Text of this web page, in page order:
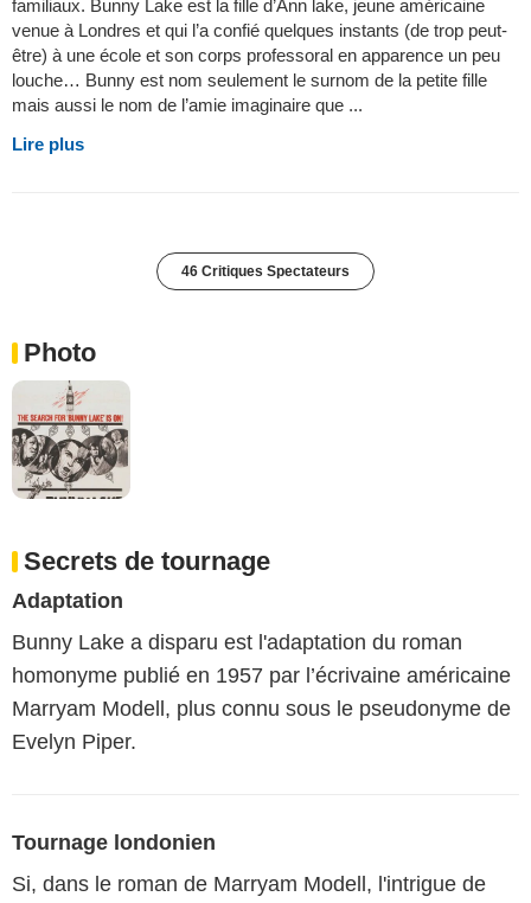
familiaux. Bunny Lake est la fille d’Ann lake, jeune américaine
venue à Londres et qui l’a confié quelques instants (de trop peut-
être) à une école et son corps professoral en apparence un peu
louche… Bunny est nom seulement le surnom de la petite fille
mais aussi le nom de l’amie imaginaire que ...
Lire plus
46 Critiques Spectateurs
Photo
Secrets de tournage
Adaptation
Bunny Lake a disparu est l'adaptation du roman
homonyme publié en 1957 par l’écrivaine américaine
Marryam Modell, plus connu sous le pseudonyme de
Evelyn Piper.
Tournage londonien
Si, dans le roman de Marryam Modell, l'intrigue de